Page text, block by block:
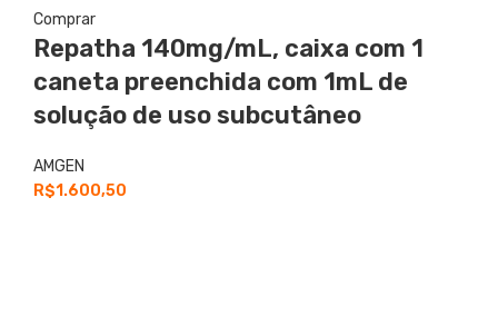
Comprar
Repatha 140mg/mL, caixa com 1
caneta preenchida com 1mL de
solução de uso subcutâneo
AMGEN
R$1.600,50